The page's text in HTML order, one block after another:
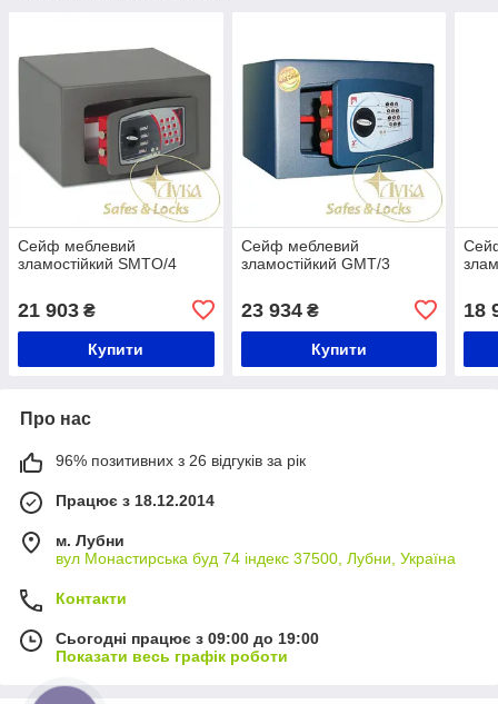
Сейф меблевий
зламостійкий SMTO/4
21 903 ₴
Купити
Сейф меблевий
зламостійкий GMT/3
23 934₴
Купити
18
Про нас
96% позитивних з 26 відгуків за рік
Працює з 18.12.2014
м. Лубни
вул Монастирська буд 74 індекс 37500, Лубни, Україна
Контакти
Сьогодні працює з 09:00 до 19:00
Показати весь графік роботи